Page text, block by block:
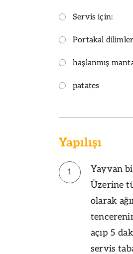
Servis için:
Portakal
haşlanmış
patates
Yapılışı
1
Yayvan
Üzerine
olarak
açıp 5
servis